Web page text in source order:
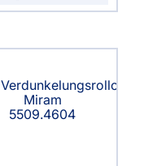
Verdunkelungsrollo
Miram
5509.4604